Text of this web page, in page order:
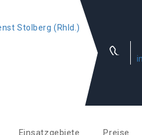
Einsatzgebiete Preise